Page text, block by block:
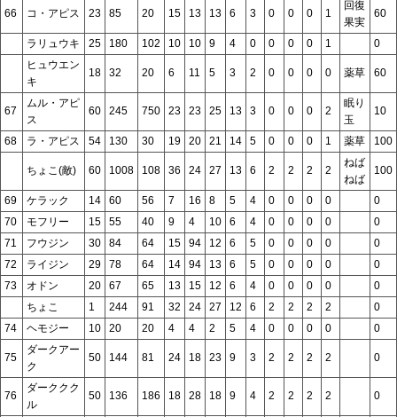
66 コ・アピス 23 85 20 15 13 13 6 3 0 0 0 1
回復
果実
60
ラリュウキ 25 180 102 10 10 9 4 0 0 0 0 1
0
ヒュウエン
キ
18 32 20 6 11 5 3 2 0 0 0 0 薬草 60
67
ムル・アピ
ス
60 245 750 23 23 25 13 3 0 0 0 2
眠り
玉
10
68 ラ・アピス 54 130 30 19 20 21 14 5 0 0 0 1 薬草 100
ちょこ(敵) 60 1008 108 36 24 27 13 6 2 2 2 2
ねば
ねば
100
69 ケラック 14 60 56 7 16 8 5 4 0 0 0 0
0
70
モフリー 15 55 40 9 4 10 6 4 0 0 0 0
0
71
フウジン 30 84 64 15 94 12 6 5 0 0 0 0
0
72
ライジン 29 78 64 14 94 13 6 5 0 0 0 0
0
73
オドン 20 67 65 13 15 12 6 4 0 0 0 0
0
ちょこ
1 244 91 32 24 27 12 6 2 2 2 2
0
74
ヘモジー 10 20 20 4 4 2 5 4 0 0 0 0 0
75
ダークアー
ク
50 144 81 24 18 23 9 3 2 2 2 2 0
76
ダーククク
ル
50 136 186 18 28 18 9 4 2 2 2 2 0